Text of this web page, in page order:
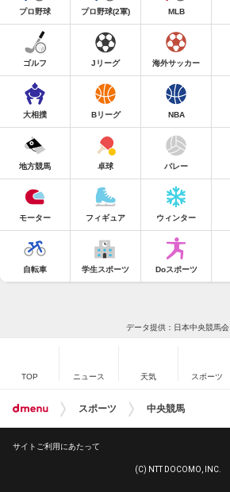
プロ野球 プロ野球(2軍) MLB
ゴルフ Jリーグ 海外サッカー
大相撲 Bリーグ NBA
地方競馬 卓球 バレー
モーター フィギュア ウィンター
自転車 学生スポーツ Doスポーツ
データ提供：日本中央競馬会
TOP ニュース 天気 スポーツ
スポーツ 中央競馬
サイトご利用にあたって
(C) NTT DOCOMO, INC.